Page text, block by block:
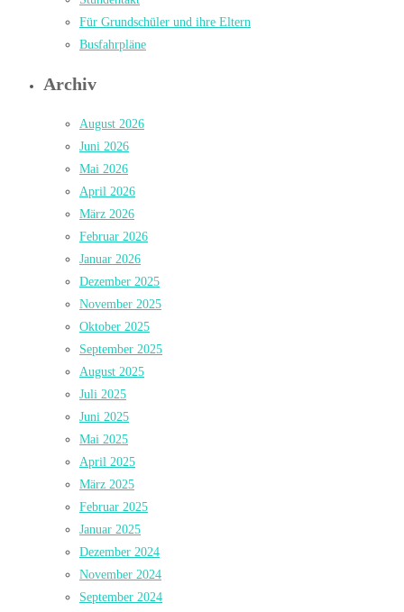
Für Grundschüler und ihre Eltern
Busfahrpläne
Archiv
August 2026
Juni 2026
Mai 2026
April 2026
März 2026
Februar 2026
Januar 2026
Dezember 2025
November 2025
Oktober 2025
September 2025
August 2025
Juli 2025
Juni 2025
Mai 2025
April 2025
März 2025
Februar 2025
Januar 2025
Dezember 2024
November 2024
September 2024